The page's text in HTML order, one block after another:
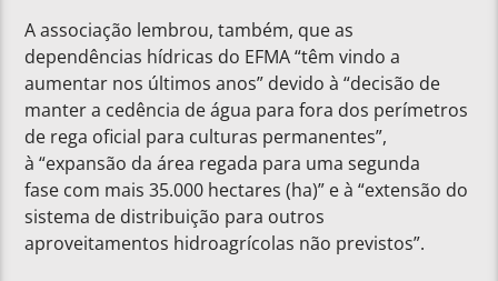
A associação lembrou, também, que as
dependências hídricas do EFMA “têm vindo a
aumentar nos últimos anos” devido à “decisão de
manter a cedência de água para fora dos perímetros
de rega oficial para culturas permanentes”,
à “expansão da área regada para uma segunda
fase com mais 35.000 hectares (ha)” e à “extensão do
sistema de distribuição para outros
aproveitamentos hidroagrícolas não previstos”.